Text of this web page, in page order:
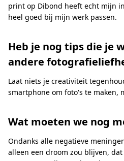
print op Dibond heeft echt mijn
heel goed bij mijn werk passen.
Heb je nog tips die je
andere
Laat niets je creativiteit
smartphone om foto's te maken,
Wat moeten we nog
Ondanks alle negatieve
alleen een droom zou blijven,